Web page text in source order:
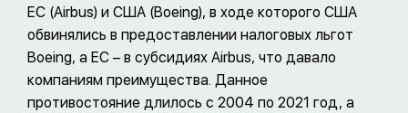
ЕС (Airbus) и США (Boeing), в ходе которого США
обвинялись в предоставлении налоговых льгот
Boeing, а ЕС – в субсидиях Airbus, что давало
компаниям преимущества. Данное
противостояние длилось с 2004 по 2021 год, а